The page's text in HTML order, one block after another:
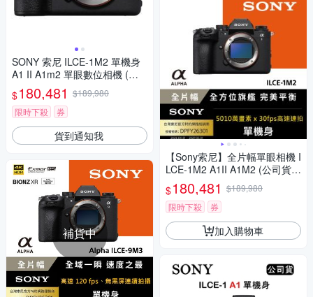
SONY 索尼 ILCE-1M2 單機身
A1 II A1m2 單眼數位相機 (公
司貨)
$180,481 $189,980
限時下殺
券
貨到通知我
補貨中
【Sony索尼】全片幅單眼相機 I
LCE-1M2 A1II A1M2 (公司貨
保固18+6個月)
$180,481 $189,980
限時下殺
券
加入購物車